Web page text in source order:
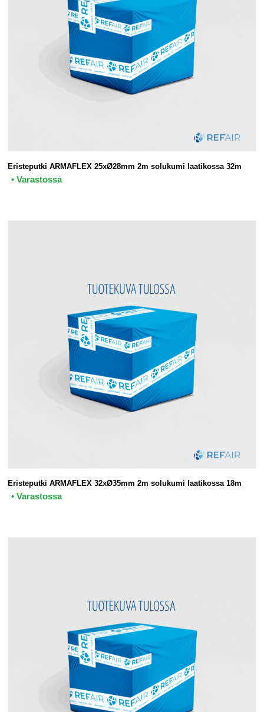
Eristeputki ARMAFLEX 25xØ28mm 2m solukumi laatikossa 32m
• Varastossa
Eristeputki ARMAFLEX 32xØ35mm 2m solukumi laatikossa 18m
• Varastossa